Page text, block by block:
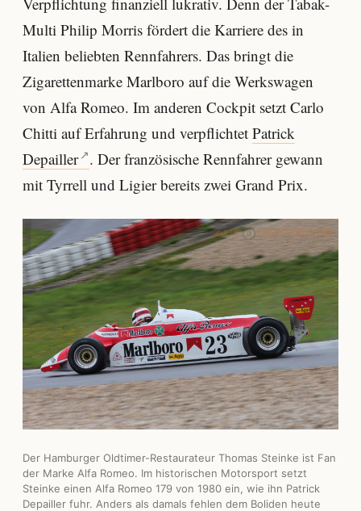
Multi Philip Morris fördert die Karriere des in
Italien beliebten Rennfahrers. Das bringt die
Zigarettenmarke Marlboro auf die Werkswagen
von Alfa Romeo. Im anderen Cockpit setzt Carlo
Chitti auf Erfahrung und verpflichtet Patrick
Depailler . Der französische Rennfahrer gewann
mit Tyrrell und Ligier bereits zwei Grand Prix.
Der Hamburger Oldtimer-Restaurateur Thomas Steinke ist Fan
der Marke Alfa Romeo. Im historischen Motorsport setzt
Steinke einen Alfa Romeo 179 von 1980 ein, wie ihn Patrick
Depailler fuhr. Anders als damals fehlen dem Boliden heute